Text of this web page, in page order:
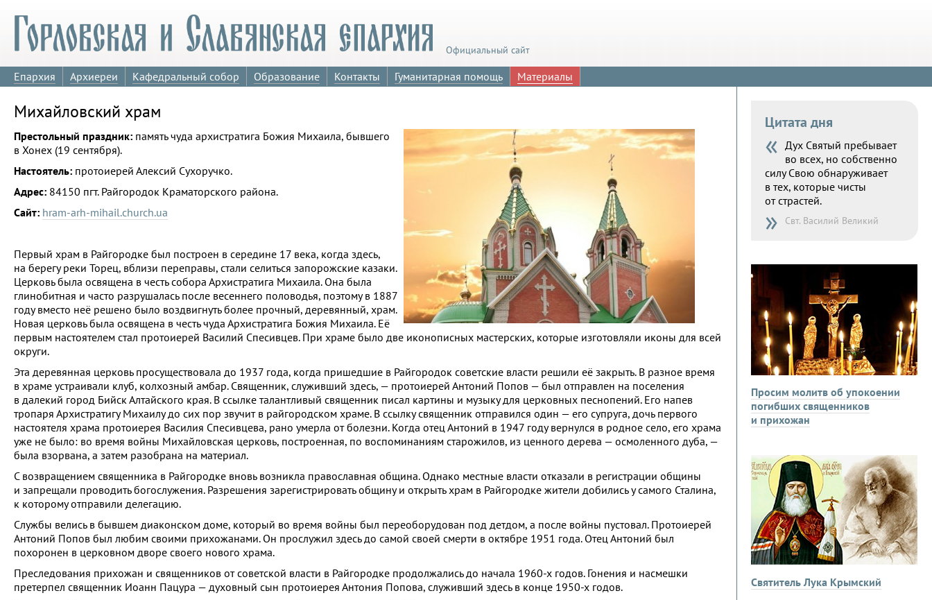
Официальный сайт
Епархия Архиереи Кафедральный собор Образование Контакты Гуманитарная помощь Материалы
Михайловский храм
Престольный праздник: память чуда архистратига Божия Михаила, бывшего
в Хонех (19 сентября).
Настоятель: протоиерей Алексий Сухоручко.
Адрес: 84150 пгт. Райгородок Краматорского района.
Сайт: hram-arh-mihail.church.ua
Первый храм в Райгородке был построен в середине 17 века, когда здесь,
на берегу реки Торец, вблизи переправы, стали селиться запорожские казаки.
Церковь была освящена в честь собора Архистратига Михаила. Она была
глинобитная и часто разрушалась после весеннего половодья, поэтому в 1887
году вместо неё решено было воздвигнуть более прочный, деревянный, храм.
Новая церковь была освящена в честь чуда Архистратига Божия Михаила. Её
первым настоятелем стал протоиерей Василий Спесивцев. При храме было две иконописных мастерских, которые изготовляли иконы для всей
округи.
Эта деревянная церковь просуществовала до 1937 года, когда пришедшие в Райгородок советские власти решили её закрыть. В разное время
в храме устраивали клуб, колхозный амбар. Священник, служивший здесь, — протоиерей Антоний Попов — был отправлен на поселения
в далекий город Бийск Алтайского края. В ссылке талантливый священник писал картины и музыку для церковных песнопений. Его напев
тропаря Архистратигу Михаилу до сих пор звучит в райгородском храме. В ссылку священник отправился один — его супруга, дочь первого
настоятеля храма протоиерея Василия Спесивцева, рано умерла от болезни. Когда отец Антоний в 1947 году вернулся в родное село, его храма
уже не было: во время войны Михайловская церковь, построенная, по воспоминаниям старожилов, из ценного дерева — осмоленного дуба, —
была взорвана, а затем разобрана на материал.
С возвращением священника в Райгородке вновь возникла православная община. Однако местные власти отказали в регистрации общины
и запрещали проводить богослужения. Разрешения зарегистрировать общину и открыть храм в Райгородке жители добились у самого Сталина,
к которому отправили делегацию.
Службы велись в бывшем диаконском доме, который во время войны был переоборудован под детдом, а после войны пустовал. Протоиерей
Антоний Попов был любим своими прихожанами. Он прослужил здесь до самой своей смерти в октябре 1951 года. Отец Антоний был
похоронен в церковном дворе своего нового храма.
Преследования прихожан и священников от советской власти в Райгородке продолжались до начала 1960-х годов. Гонения и насмешки
претерпел священник Иоанн Пацура — духовный сын протоиерея Антония Попова, служивший здесь в конце 1950-х годов.
Цитата дня
« Дух Святый пребывает
во всех, но собственно
силу Свою обнаруживает
в тех, которые чисты
от страстей.
» Свт. Василий Великий
Просим молитв об упокоении
погибших священников
и прихожан
Святитель Лука Крымский